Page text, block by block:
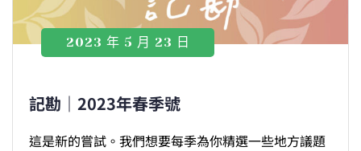
2023 年 5 月 23 日
記勘｜2023年春季號
這是新的嘗試。我們想要每季為你精選一些地方議題